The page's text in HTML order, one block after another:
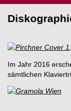
Im Jahr 2016
sämtlichen